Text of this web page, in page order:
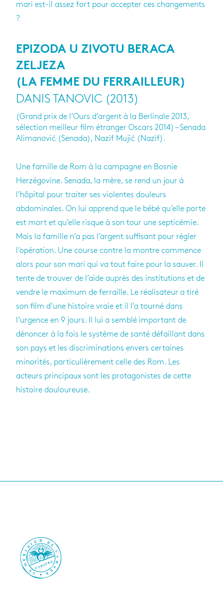
mari est-il assez fort pour accepter ces changements
?
EPIZODA U ZIVOTU BERACA
ZELJEZA
(LA FEMME DU FERRAILLEUR)
DANIS TANOVIC (2013)
(Grand prix de l’Ours d’argent à la Berlinale 2013,
sélection meilleur film étranger Oscars 2014) – Senada
Alimanović (Senada), Nazif Mujić (Nazif).
Une famille de Rom à la campagne en Bosnie
Herzégovine. Senada, la mère, se rend un jour à
l’hôpital pour traiter ses violentes douleurs
abdominales. On lui apprend que le bébé qu’elle porte
est mort et qu’elle risque à son tour une septicémie.
Mais la famille n’a pas l’argent suffisant pour régler
l’opération. Une course contre la montre commence
alors pour son mari qui va tout faire pour la sauver. Il
tente de trouver de l’aide auprès des institutions et de
vendre le maximum de ferraille. Le réalisateur a tiré
son film d’une histoire vraie et il l’a tourné dans
l’urgence en 9 jours. Il lui a semblé important de
dénoncer à la fois le système de santé défaillant dans
son pays et les discriminations envers certaines
minorités, particulièrement celle des Rom. Les
acteurs principaux sont les protagonistes de cette
histoire douloureuse.
